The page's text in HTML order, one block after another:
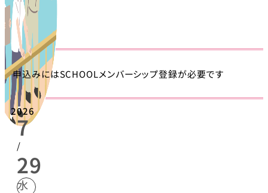
申込みにはSCHOOLメンバーシップ登録が必要です
2026
7
/
29
水